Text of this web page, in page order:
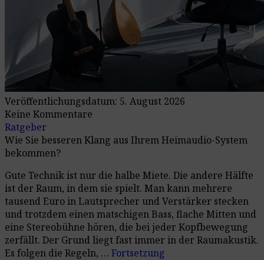
Veröffentlichungsdatum: 5. August 2026
Keine Kommentare
Ratgeber
Wie Sie besseren Klang aus Ihrem Heimaudio-System
bekommen?
Gute Technik ist nur die halbe Miete. Die andere Hälfte
ist der Raum, in dem sie spielt. Man kann mehrere
tausend Euro in Lautsprecher und Verstärker stecken
und trotzdem einen matschigen Bass, flache Mitten und
eine Stereobühne hören, die bei jeder Kopfbewegung
zerfällt. Der Grund liegt fast immer in der Raumakustik.
Es folgen die Regeln, … Fortsetzung